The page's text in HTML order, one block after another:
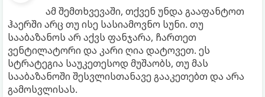
ამ შემთხვევაში, თქვენ უნდა გააფანტოთ
ჰაერში არც თუ ისე სასიამოვნო სუნი. თუ
სააბაზანოს არ აქვს ფანჯარა, ჩართეთ
ვენტილატორი და კარი ღია დატოვეთ. ეს
სტრატეგია საუკეთესოდ მუშაობს, თუ მას
სააბაზანოში შესვლისთანავე გააკეთებთ და არა
გამოსვლისას.